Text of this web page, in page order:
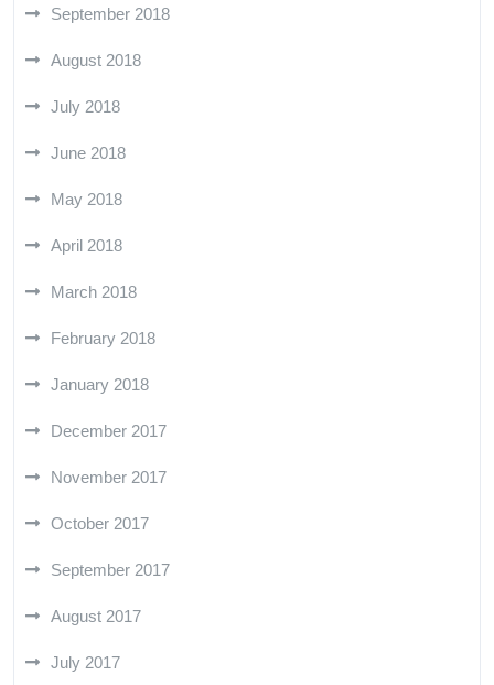
September 2018
August 2018
July 2018
June 2018
May 2018
April 2018
March 2018
February 2018
January 2018
December 2017
November 2017
October 2017
September 2017
August 2017
July 2017